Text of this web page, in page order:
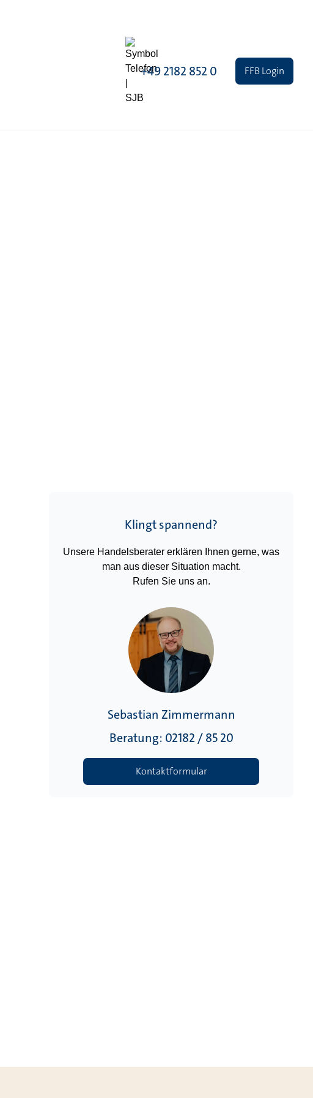
+49 2182 852 0 FFB Login
Klingt spannend?
Unsere Handelsberater erklären Ihnen gerne, was
man aus dieser Situation macht.
Rufen Sie uns an.
Sebastian Zimmermann
Beratung: 02182 / 85 20
Kontaktformular